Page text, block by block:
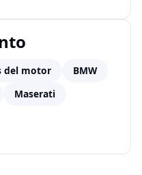
del motor
BMW
Maserati